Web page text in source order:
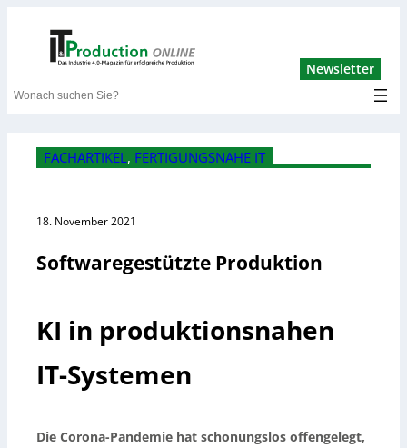
Newsletter
Search
FACHARTIKEL , FERTIGUNGSNAHE IT
18. November 2021
Softwaregestützte Produktion
KI in produktionsnahen
IT-Systemen
Die Corona-Pandemie hat schonungslos offengelegt,